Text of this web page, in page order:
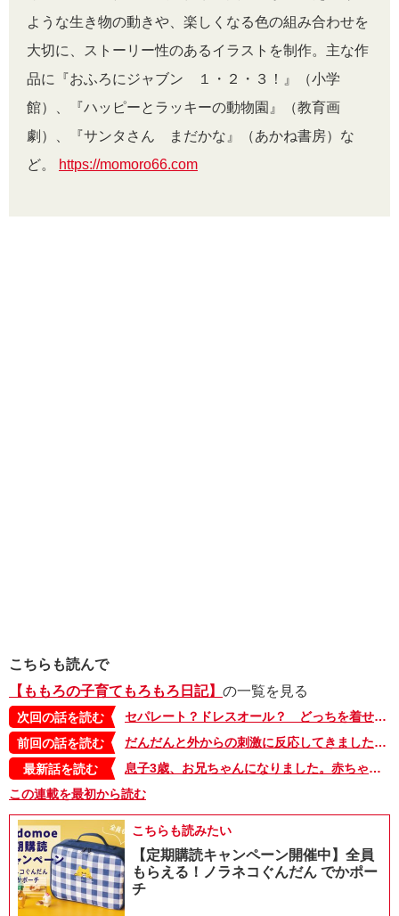
ような生き物の動きや、楽しくなる色の組み合わせを
大切に、ストーリー性のあるイラストを制作。主な作
品に『おふろにジャブン １・２・３！』（小学
館）、『ハッピーとラッキーの動物園』（教育画
劇）、『サンタさん まだかな』（あかね書房）な
ど。
https://momoro66.com
こちらも読んで
【ももろの子育てもろもろ日記】 の一覧を見る
次回の話を読む
セパレート？ドレスオール？ どっちを着せよう【ももろの子育てもろもろ日記・11】
前回の話を読む
だんだんと外からの刺激に反応してきました【ももろの子育てもろもろ日記・9】
最新話を読む
息子3歳、お兄ちゃんになりました。赤ちゃんにまずしたことは…【ももろの子育てもろもろ日記・最終回】
この連載を最初から読む
こちらも読みたい
【定期購読キャンペーン開催中】全員
もらえる！ノラネコぐんだん でかポー
チ